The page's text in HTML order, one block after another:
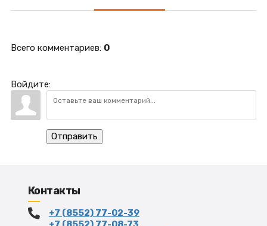
Всего комментариев: 0
Войдите:
Отправить
Контакты
+7 (8552) 77-02-39